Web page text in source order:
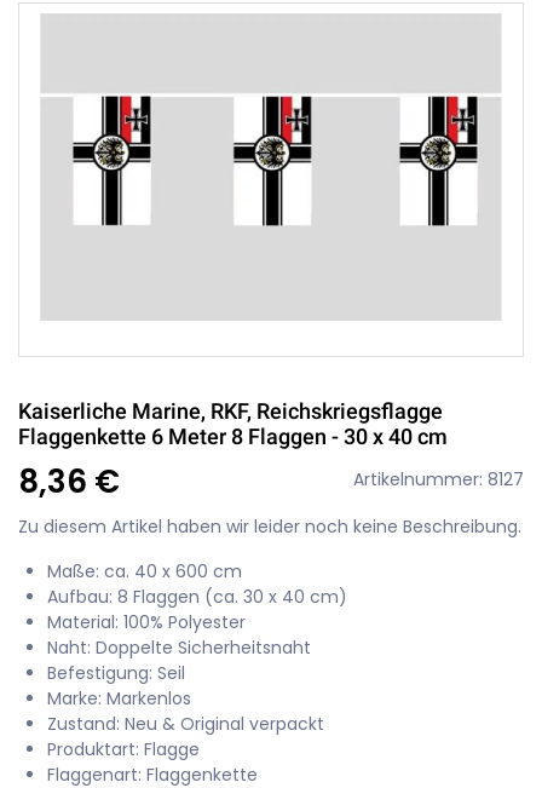
Kaiserliche Marine, RKF, Reichskriegsflagge
Flaggenkette 6 Meter 8 Flaggen - 30 x 40 cm
8,36 €
Artikelnummer: 8127
Zu diesem Artikel haben wir leider noch keine Beschreibung.
Maße: ca. 40 x 600 cm
Aufbau: 8 Flaggen (ca. 30 x 40 cm)
Material: 100% Polyester
Naht: Doppelte Sicherheitsnaht
Befestigung: Seil
Marke: Markenlos
Zustand: Neu & Original verpackt
Produktart: Flagge
Flaggenart: Flaggenkette